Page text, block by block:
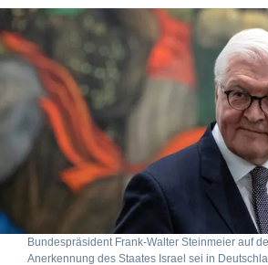
Bundespräsident Frank-Walter Steinmeier auf
Anerkennung des Staates Israel sei in